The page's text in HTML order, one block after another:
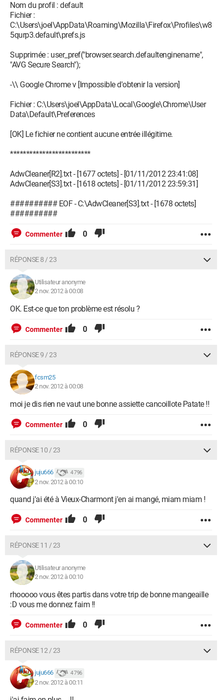
Nom du profil : default
Fichier :
C:\Users\joel\AppData\Roaming\Mozilla\Firefox\Profiles\w8
5qurp3.default\prefs.js
Supprimée : user_pref("browser.search.defaultenginename",
"AVG Secure Search");
-\\ Google Chrome v [Impossible d'obtenir la version]
Fichier : C:\Users\joel\AppData\Local\Google\Chrome\User
Data\Default\Preferences
[OK] Le fichier ne contient aucune entrée illégitime.
*************************
AdwCleaner[R2].txt - [1677 octets] - [01/11/2012 23:41:08]
AdwCleaner[S3].txt - [1618 octets] - [01/11/2012 23:59:31]
########## EOF - C:\AdwCleaner[S3].txt - [1678 octets]
##########
Commenter 0
RÉPONSE 8 / 23
Utilisateur anonyme
2 nov. 2012 à 00:08
OK. Est-ce que ton problème est résolu ?
Commenter 0
RÉPONSE 9 / 23
fcsm25
2 nov. 2012 à 00:08
moi je dis rien ne vaut une bonne assiette cancoillote Patate !!
Commenter 0
RÉPONSE 10 / 23
juju666 4 796
2 nov. 2012 à 00:10
quand j'ai été à Vieux-Charmont j'en ai mangé, miam miam !
Commenter 0
RÉPONSE 11 / 23
Utilisateur anonyme
2 nov. 2012 à 00:10
rhooooo vous êtes partis dans votre trip de bonne mangeaille
:D vous me donnez faim !!
Commenter 0
RÉPONSE 12 / 23
juju666 4 796
2 nov. 2012 à 00:11